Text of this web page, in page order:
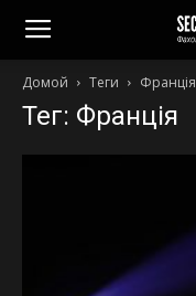
Домой Теги Франція
Тег: Франція